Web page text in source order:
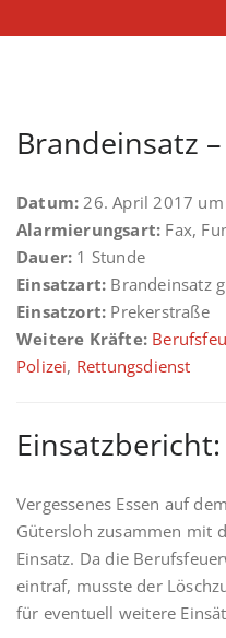
Brandeinsatz
Datum: 26. April 2017
Alarmierungsart: Fax,
Dauer: 1 Stunde
Einsatzart: Brandeinsatz
Einsatzort: Prekerstraße
Weitere Kräfte:
Polizei, Rettungsdienst
Einsatzbericht:
Vergessenes Essen auf
Gütersloh zusammen mit
Einsatz. Da die
eintraf, musste der
für eventuell weitere